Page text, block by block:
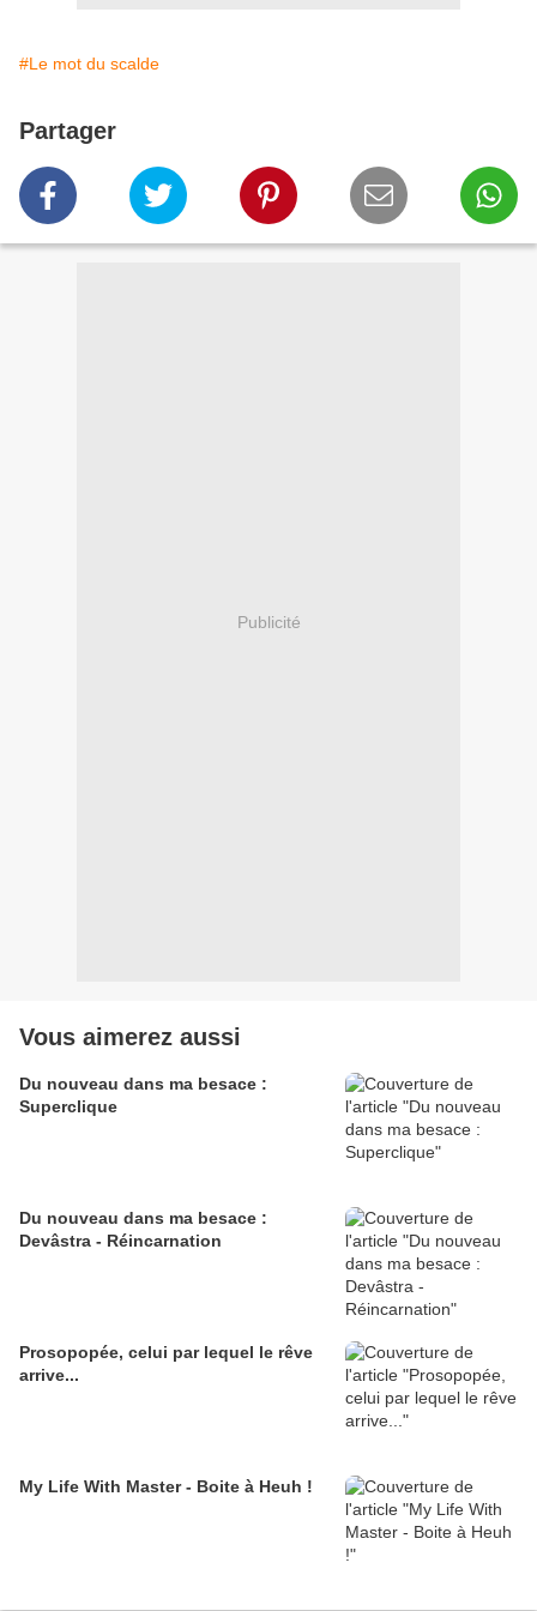
#Le mot du scalde
Partager
Publicité
Vous aimerez aussi
Du nouveau dans ma besace :
Superclique
Du nouveau dans ma besace :
Devâstra - Réincarnation
Prosopopée, celui par lequel le rêve
arrive...
My Life With Master - Boite à Heuh !